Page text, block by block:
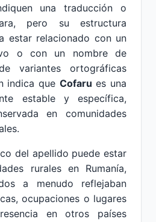
una traducción o
pero su estructura
estar relacionado con un
o con un nombre de
variantes ortográficas
indica que Cofaru es una
estable y específica,
en comunidades
del apellido puede estar
rurales en Rumanía,
a menudo reflejaban
ocupaciones o lugares
en otros países